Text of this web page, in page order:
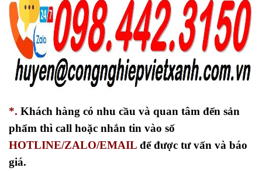
*. Khách hàng có nhu cầu và quan tâm đến sản
phẩm thì call hoặc nhắn tin vào số
HOTLINE/ZALO/EMAIL để được tư vấn và báo
giá.